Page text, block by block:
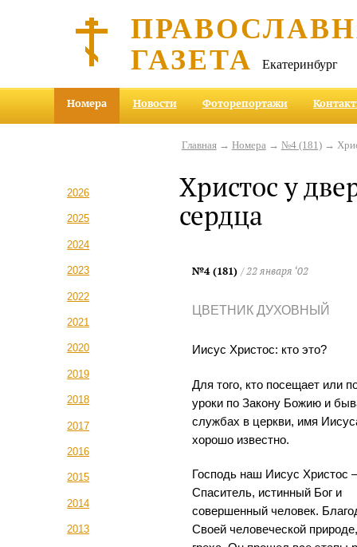
ГАЗЕТА Екатеринбург
Номера Новости Фоторепортажи
2026
2025
2024
2023
2022
2021
2020
2019
2018
2017
2016
2015
2014
2013
Главная→ Номера → №4 (181)→
Христос у
сердца
№4 (181) / 22 января ‘02
ЦВЕТНИК ДУХОВНЫЙ
Иисус Христос: кто это?
Для того, кто посещает или
уроки по Закону Божию и
службах в церкви, имя
хорошо известно.
Господь наш Иисус Христос
Спаситель, истинный Бог и
совершенный человек.
Своей человеческой